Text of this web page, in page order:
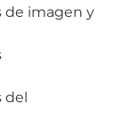
de imagen y
del